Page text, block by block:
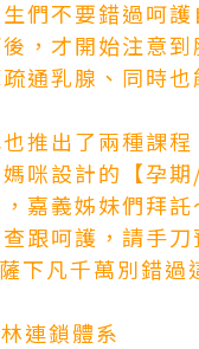
們不要錯過呵
，才開始注意
通乳腺、同時
推出了兩種課
咪設計的【孕
嘉義姊妹們拜
跟呵護，請手
下凡千萬別錯過
連鎖體系